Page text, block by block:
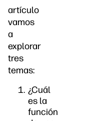
artículo
vamos
a
explorar
tres
temas:
¿Cuál
es la
función